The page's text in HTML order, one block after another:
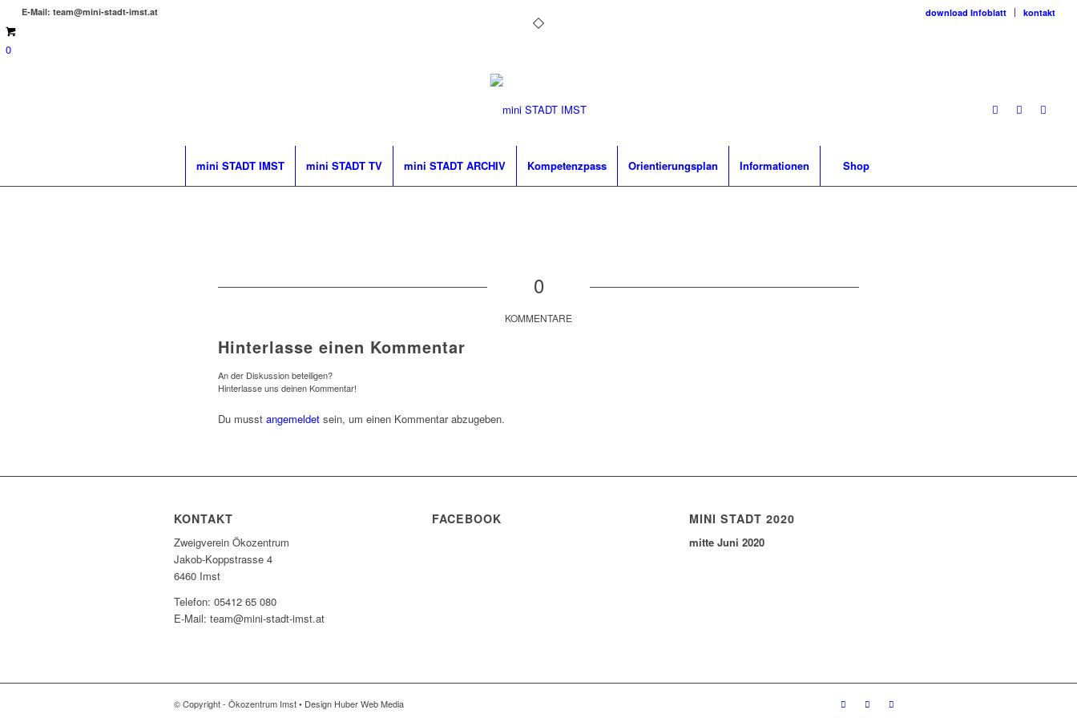
download Infoblatt kontakt
E-Mail: team@mini-stadt-imst.at
0
mini STADT IMST mini STADT TV mini STADT ARCHIV Kompetenzpass Orientierungsplan Informationen Shop
0
KOMMENTARE
Hinterlasse einen Kommentar
An der Diskussion beteiligen?
Hinterlasse uns deinen Kommentar!
Du musst angemeldet sein, um einen Kommentar abzugeben.
KONTAKT
Zweigverein Ökozentrum
Jakob-Koppstrasse 4
6460 Imst
Telefon: 05412 65 080
E-Mail: team@mini-stadt-imst.at
FACEBOOK MINI STADT 2020
mitte Juni 2020
© Copyright - Ökozentrum Imst • Design Huber Web Media